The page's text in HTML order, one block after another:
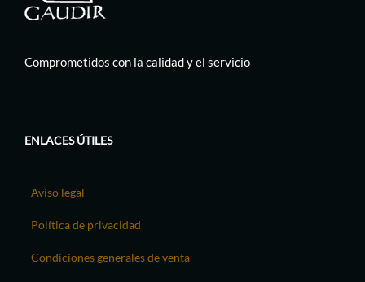
Comprometidos con la calidad y el servicio
ENLACES ÚTILES
Aviso legal
Política de privacidad
Condiciones generales de venta